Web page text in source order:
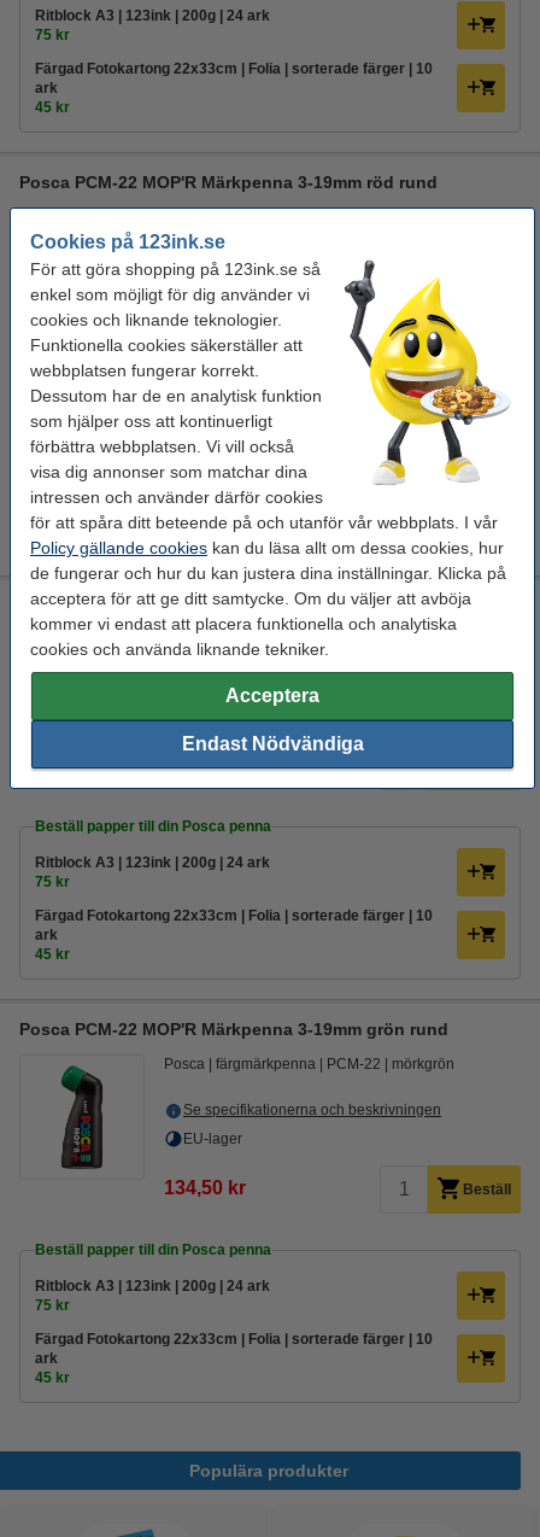
Cookies på 123ink.se
För att göra shopping på 123ink.se så
enkel som möjligt för dig använder vi
cookies och liknande teknologier.
Funktionella cookies säkerställer att
webbplatsen fungerar korrekt.
Dessutom har de en analytisk funktion
som hjälper oss att kontinuerligt
förbättra webbplatsen. Vi vill också
visa dig annonser som matchar dina
intressen och använder därför cookies
för att spåra ditt beteende på och utanför vår webbplats. I vår
Policy gällande cookies kan du läsa allt om dessa cookies, hur
de fungerar och hur du kan justera dina inställningar. Klicka på
acceptera för att ge ditt samtycke. Om du väljer att avböja
kommer vi endast att placera funktionella och analytiska
cookies och använda liknande tekniker.
Acceptera
Endast Nödvändiga
Ritblock A3 | 123ink | 200g | 24 ark
75 kr
Färgad Fotokartong 22x33cm | Folia | sorterade färger | 10
ark
45 kr
Posca PCM-22 MOP'R Märkpenna 3-19mm röd rund
Se specifikationerna och beskrivningen
EU-lager
134,50 kr Beställ
Beställ papper till din Posca penna
Ritblock A3 | 123ink | 200g | 24 ark
Färgad Fotokartong 22x33cm | Folia | sorterade färger | 10
45 kr
Posca PCM-22 MOP'R Märkpenna 3-19mm rosa rund
Posca färgmärkpenna
Se specifikationerna och beskrivningen
EU-lager
134,50 kr Beställ
Beställ papper till din Posca penna
Ritblock A3 | 123ink | 200g | 24 ark
75 kr
Färgad Fotokartong 22x33cm | Folia | sorterade färger | 10
ark
45 kr
Posca PCM-22 MOP'R Märkpenna 3-19mm grön rund
Posca färgmärkpenna PCM-22 mörkgrön
Se specifikationerna och beskrivningen
EU-lager
134,50 kr Beställ
Beställ papper till din Posca penna
Ritblock A3 | 123ink | 200g | 24 ark
75 kr
Färgad Fotokartong 22x33cm | Folia | sorterade färger | 10
ark
45 kr
Populära produkter